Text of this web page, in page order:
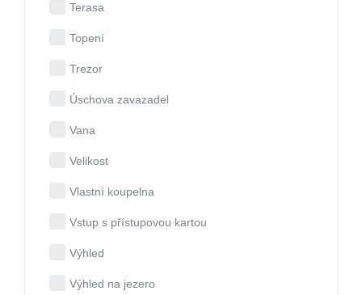
Terasa
Topení
Trezor
Úschova zavazadel
Vana
Velikost
Vlastní koupelna
Vstup s přístupovou kartou
Výhled
Výhled na jezero